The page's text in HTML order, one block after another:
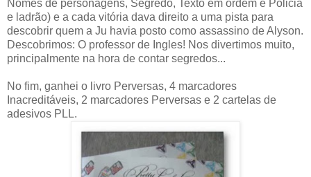
Nomes de personagens, Segredo, Texto em ordem e Policia
e ladrão) e a cada vitória dava direito a uma pista para
descobrir quem a Ju havia posto como assassino de Alyson.
Descobrimos: O professor de Ingles! Nos divertimos muito,
principalmente na hora de contar segredos...
No fim, ganhei o livro Perversas, 4 marcadores
Inacreditáveis, 2 marcadores Perversas e 2 cartelas de
adesivos PLL.